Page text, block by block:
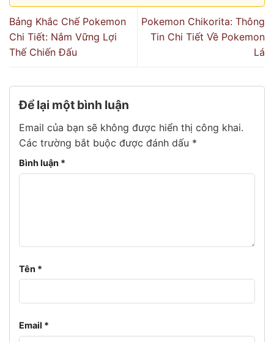
Bảng Khắc Chế Pokemon
Chi Tiết: Nắm Vững Lợi
Thế Chiến Đấu
Pokemon Chikorita: Thông
Tin Chi Tiết Về Pokemon
Lá
Để lại một bình luận
Email của bạn sẽ không được hiển thị công khai.
Các trường bắt buộc được đánh dấu *
Bình luận *
Tên *
Email *